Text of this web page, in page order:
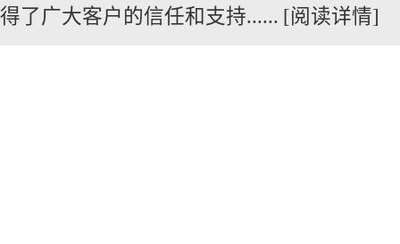
得了广大客户的信任和支持...... [阅读详情]